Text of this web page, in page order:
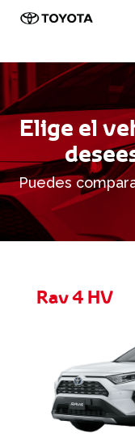
Elige el
Puedes
Rav 4 HV